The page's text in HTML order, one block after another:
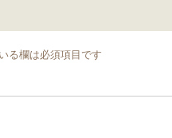
る欄は必須項目です